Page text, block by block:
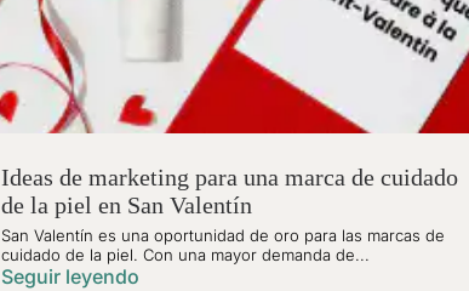
Ideas de marketing para una marca de cuidado
de la piel en San Valentín
San Valentín es una oportunidad de oro para las marcas de
cuidado de la piel. Con una mayor demanda de...
Seguir leyendo